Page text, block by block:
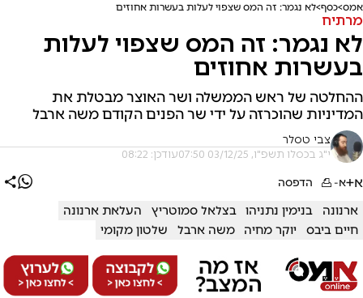
אמס כסף לא נגמר: זה המס שצפוי לעלות בעשרות אחוזים
מרתיח
לא נגמר: זה המס שצפוי לעלות
בעשרות אחוזים
ההחלטה של ראש הממשלה ושר האוצר מבטלת את
המדיניות שהוכרזה על ידי שר הפנים הקודם משה ארבל
צבי טסלר
י"ג בכסלו תשפ"ו, 03/12/25 07:50 עודכן: 08:22
א+א- הדפסה
ארנונה בנימין נתניהו בצלאל סמוטריץ
העלאת ארנונה
חיים ביבס
יוקר מחיה משה ארבל שלטון מקומי